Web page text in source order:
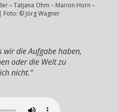
– Tatjana Ohm – Marion Horn –
Foto: © Jörg Wagner
wir die Aufgabe haben,
oder die Welt zu
nicht.“